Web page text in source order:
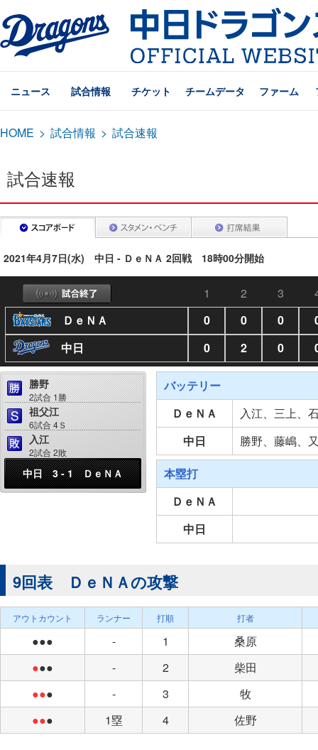
ニュース 試合情報 チケット チームデータ ファーム
HOME > 試合情報 > 試合速報
試合速報
2021年4月7日(水) 中日 - ＤｅＮＡ 2回戦 18時00分開始
1 2 3
ＤｅＮＡ
0 0 0
中日
0 2 0
勝野
2試合 1勝
祖父江
6試合 4Ｓ
入江
2試合 2敗
中日 3 - 1 ＤｅＮＡ
バッテリー
ＤｅＮＡ
入江、三上、
中日
勝野、藤嶋、
本塁打
ＤｅＮＡ
中日
9回表 ＤｅＮＡの攻撃
アウトカウント ランナー 打順 打者
●●● - 1
桑原
●●● - 2
柴田
●●● - 3
牧
●●● 1塁 4 佐野